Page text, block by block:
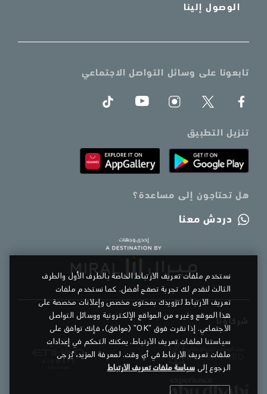
الوصول إلينا
تابعونا على وسائل التواصل الاجتماعي
تنزيل التطبيق
هل تحتاجون إلى مساعدة؟
دردش معنا
نستخدم ملفات تعريف الارتباط الخاصة بالطرف الأول والطرف
الثالث لنقدم لك تجربة تصفح أفضل. كما نستخدم ملفات
تعريف الارتباط لتزويدك بمحتوى مخصص وإعلانات مخصصة على
هذا الموقع وغيره من المواقع الإلكترونية ووسائل التواصل
الاجتماعي. إذا نقرت فوق "OK" (موافق)، فإنك توافق على
سياستنا لملفات تعريف الارتباط. يمكنك التحكم في إعدادات
ملفات تعريف الارتباط في أي وقت. لمعرفة المزيد، يُرجى
الرجوع إلى سياسة ملفات تعريف الارتباط